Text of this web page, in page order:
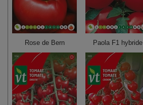
Rose de Bern Paola F1 hybride